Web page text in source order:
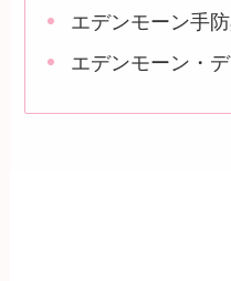
エデンモーン手
エデンモーン・